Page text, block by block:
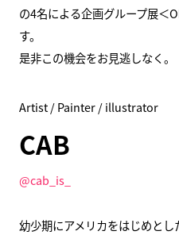
の4名による企画グループ展＜
す。
是非この機会をお見逃しなく。
Artist / Painter / illustrator
CAB
@cab_is_
幼少期にアメリカをはじめと